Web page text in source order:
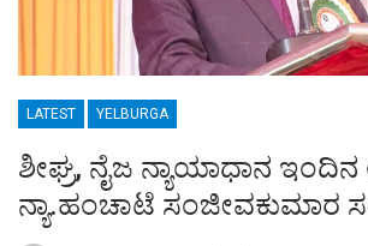
LATEST YELBURGA
ಶೀಘ್ರ, ನೈಜ ನ್ಯಾಯಾಧಾನ ಇಂದಿನ
ನ್ಯಾ.ಹಂಚಾಟೆ ಸಂಜೀವಕುಮಾರ